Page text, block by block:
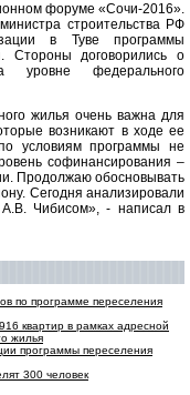
форуме «Сочи-2016».
строительства РФ
в Туве программы
Стороны договорились о
уровне федерального
жилья очень важна для
возникают в ходе ее
условиям программы не
софинансирования –
Продолжаю обосновывать
Сегодня анализировали
А.В. Чибисом», - написал в
по программе переселения
квартир в рамках адресной
жилья
программы переселения
300 человек